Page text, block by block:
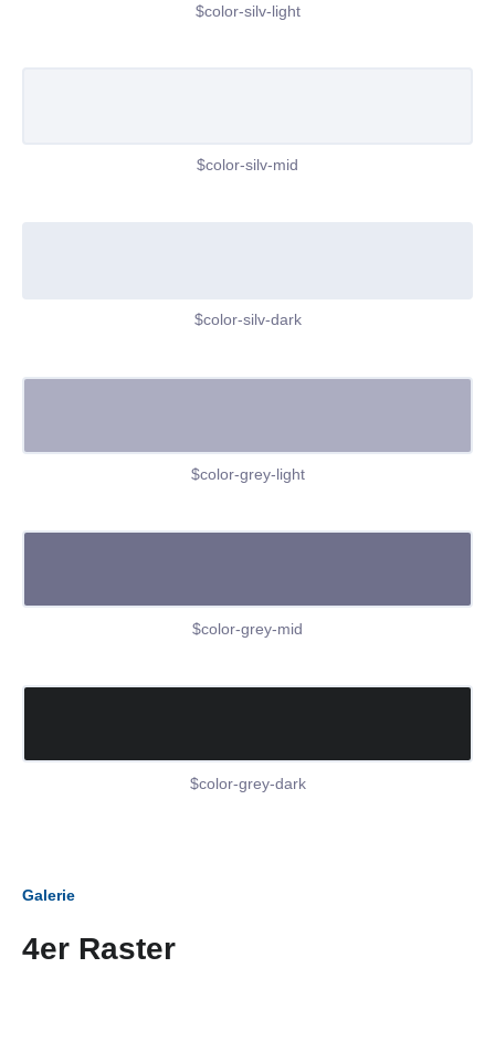
$color-silv-light
$color-silv-mid
$color-silv-dark
$color-grey-light
$color-grey-mid
$color-grey-dark
Galerie
4er Raster